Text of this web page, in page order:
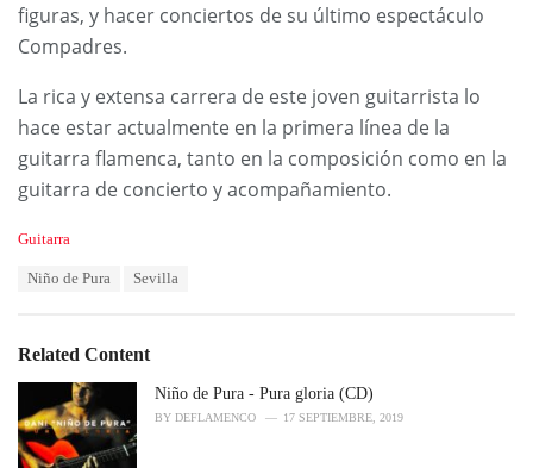
figuras, y hacer conciertos de su último espectáculo
Compadres.
La rica y extensa carrera de este joven guitarrista lo
hace estar actualmente en la primera línea de la
guitarra flamenca, tanto en la composición como en la
guitarra de concierto y acompañamiento.
C
o
r
i
s
:
Guitarra
:
Niño de Pura Sevilla
Related Content
Niño de Pura - Pura gloria (CD)
BY DEFLAMENCO 17 SEPTIEMBRE, 2019